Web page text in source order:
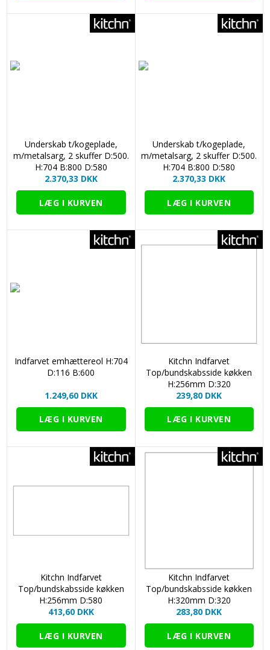
Underskab t/kogeplade,
m/metalsarg, 2 skuffer D:500.
H:704 B:800 D:580
2.370,33 DKK
Underskab t/kogeplade,
m/metalsarg, 2 skuffer D:500.
H:704 B:800 D:580
2.370,33 DKK
Indfarvet emhættereol H:704
D:116 B:600
1.249,60 DKK
Kitchn Indfarvet
Top/bundskabsside køkken
H:256mm D:320
239,80 DKK
Kitchn Indfarvet
Top/bundskabsside køkken
H:256mm D:580
413,60 DKK
Kitchn Indfarvet
Top/bundskabsside køkken
H:320mm D:320
283,80 DKK